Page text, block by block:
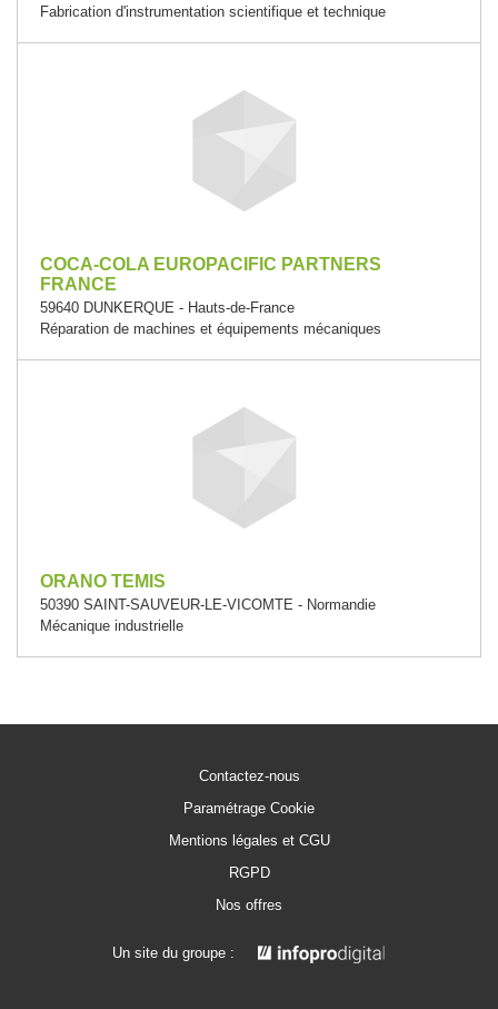
Fabrication d'instrumentation scientifique et technique
COCA-COLA EUROPACIFIC PARTNERS
FRANCE
59640 DUNKERQUE - Hauts-de-France
Réparation de machines et équipements mécaniques
ORANO TEMIS
50390 SAINT-SAUVEUR-LE-VICOMTE - Normandie
Mécanique industrielle
Contactez-nous
Paramétrage Cookie
Mentions légales et CGU
RGPD
Nos offres
Un site du groupe :